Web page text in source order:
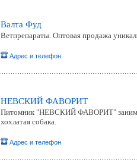
Валта Фуд
Ветпрепараты. Оптовая продажа
Адрес и телефон
НЕВСКИЙ ФАВОРИТ
Питомник "НЕВСКИЙ ФАВОРИТ"
хохлатая собака.
Адрес и телефон